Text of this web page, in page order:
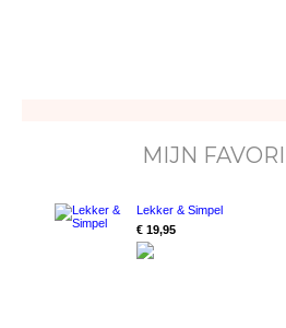
MIJN
Lekker & Simpel
€ 19,95